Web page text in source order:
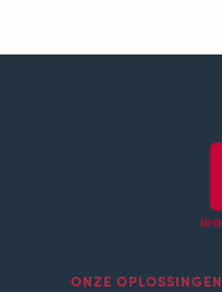
ONZE OPLOSSINGEN